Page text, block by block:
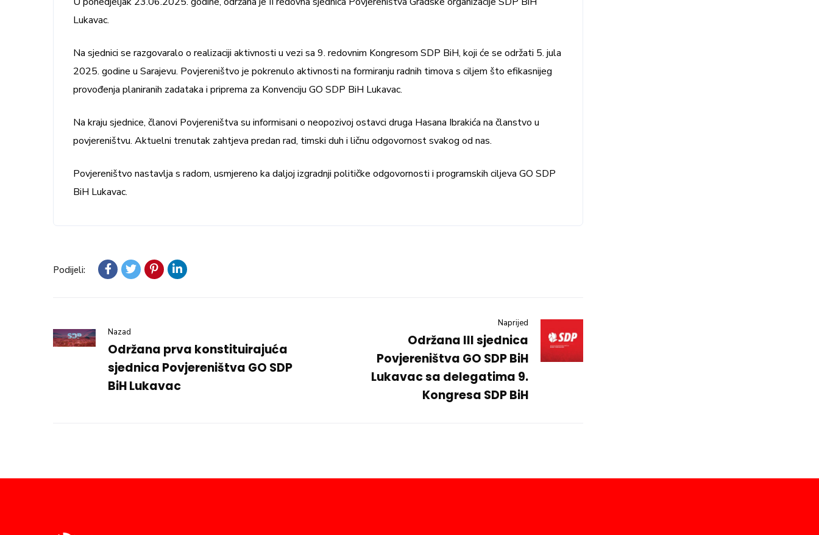
Lukavac.
Na sjednici se razgovaralo o realizaciji aktivnosti u vezi sa 9. redovnim Kongresom SDP BiH, koji će se održati 5. jula
2025. godine u Sarajevu. Povjereništvo je pokrenulo aktivnosti na formiranju radnih timova s ciljem što efikasnijeg
provođenja planiranih zadataka i priprema za Konvenciju GO SDP BiH Lukavac.
Na kraju sjednice, članovi Povjereništva su informisani o neopozivoj ostavci druga Hasana Ibrakića na članstvo u
povjereništvu. Aktuelni trenutak zahtjeva predan rad, timski duh i ličnu odgovornost svakog od nas.
Povjereništvo nastavlja s radom, usmjereno ka daljoj izgradnji političke odgovornosti i programskih ciljeva GO SDP
BiH Lukavac.
Podijeli:
Nazad
Održana prva konstituirajuća
sjednica Povjereništva GO SDP
BiH Lukavac
Naprijed
Održana III sjednica
Povjereništva GO SDP BiH
Lukavac sa delegatima 9.
Kongresa SDP BiH